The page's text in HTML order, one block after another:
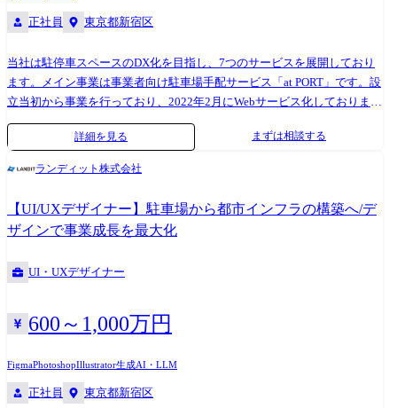
正社員 東京都新宿区
当社は駐停車スペースのDX化を目指し、7つのサービスを展開しており
ます。メイン事業は事業者向け駐車場手配サービス「at PORT」です。設
立当初から事業を行っており、2022年2月にWebサービス化しておりま
す。 当社において以下業務をお任せします。 ・事業者向け駐車場手配サ
ービス「at PORT」のフロントエンド開発のテックリード ・新規事業の
詳細を見る まずは相談する
ランディット株式会社
【UI/UXデザイナー】駐車場から都市インフラの構築へ/デ
ザインで事業成長を最大化
UI・UXデザイナー
600～1,000万円
FigmaPhotoshopIllustrator生成AI・LLM
正社員 東京都新宿区